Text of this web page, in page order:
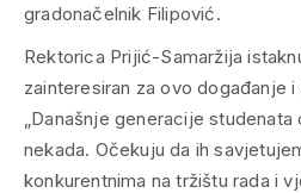
gradonačelnik Filipović.
Rektorica Prijić-Samaržija
zainteresiran za ovo događanje
„Današnje generacije
nekada. Očekuju da ih
konkurentnima na tržištu rada i